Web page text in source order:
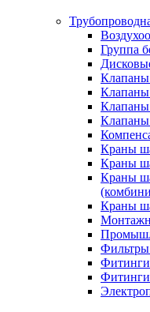
Группа
Клапаны
Клапаны
Краны
Краны
Краны
Краны
Фильтры
Фитинги
Фитинги